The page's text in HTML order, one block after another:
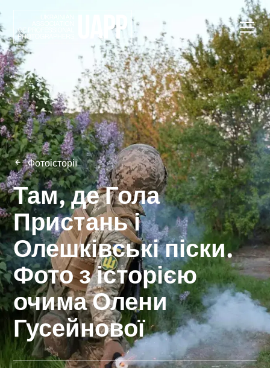
Фотоісторії
Там, де Гола
Пристань і
Олешківські піски.
Фото з історією
очима Олени
Гусейнової